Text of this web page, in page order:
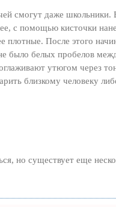
смогут даже
с помощью кисточки
После этого
было белых пробелов
утюгом через
близкому человеку
но существует еще